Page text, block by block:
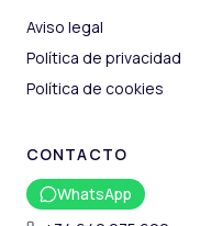
Aviso legal
Política de privacidad
Política de cookies
CONTACTO
WhatsApp